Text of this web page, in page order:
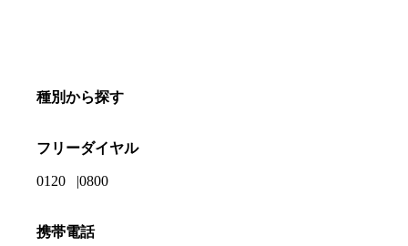
種別から探す
フリーダイヤル
0120 0800
携帯電話